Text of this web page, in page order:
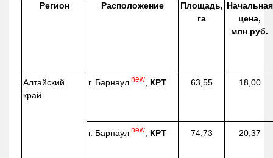
Регион Расположение
Площадь,
га
Начальная
цена,
млн руб.
Алтайский
край
г. Барнаул new КРТ 63,55 18,00
г. Барнаул new КРТ 74,73 20,37